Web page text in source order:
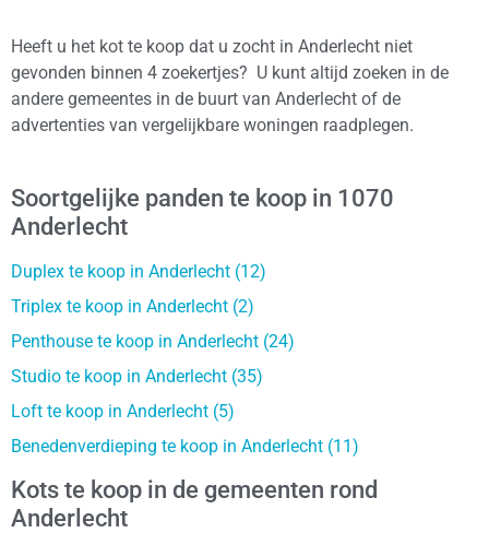
Heeft u het kot te koop dat u zocht in Anderlecht niet
gevonden binnen 4 zoekertjes? U kunt altijd zoeken in de
andere gemeentes in de buurt van Anderlecht of de
advertenties van vergelijkbare woningen raadplegen.
Soortgelijke panden te koop in 1070
Anderlecht
Duplex te koop in Anderlecht (12)
Triplex te koop in Anderlecht (2)
Penthouse te koop in Anderlecht (24)
Studio te koop in Anderlecht (35)
Loft te koop in Anderlecht (5)
Benedenverdieping te koop in Anderlecht (11)
Kots te koop in de gemeenten rond
Anderlecht